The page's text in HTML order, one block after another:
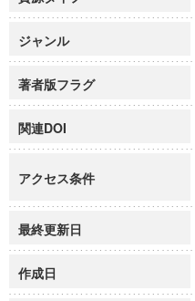
ジャンル
著者版フラグ
関連DOI
アクセス条件
最終更新日
作成日